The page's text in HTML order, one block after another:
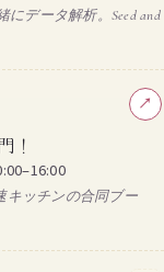
データ解析。Seed and
！
キッチンの合同ブー
↗